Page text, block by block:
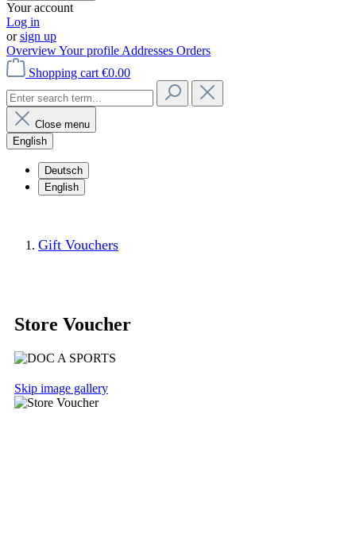
Your account
Log in
orsign up
OverviewYour profile Addresses Orders
Shopping cart €0.00
Close menu
English
Deutsch
English
Gift Vouchers
Store Voucher
Skip image gallery